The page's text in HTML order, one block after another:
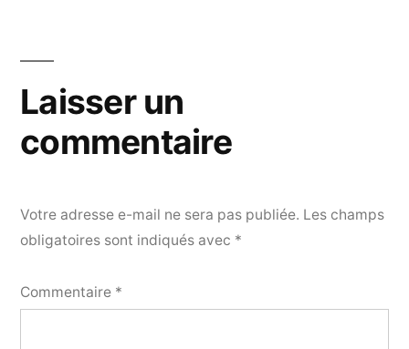
Laisser un
commentaire
Votre adresse e-mail ne sera pas publiée. Les champs
obligatoires sont indiqués avec *
Commentaire *